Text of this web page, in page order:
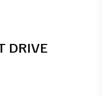
DRIVE